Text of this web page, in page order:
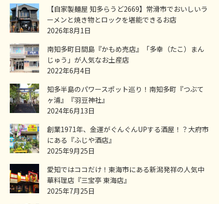
【自家製麺屋 知多らうど2669】常滑市でおいしいラ
ーメンと焼き物とロックを堪能できるお店
2026年8月1日
南知多町日間島『かもめ売店』「多幸（たこ）まん
じゅう」が人気なお土産店
2022年6月4日
知多半島のパワースポット巡り！南知多町『つぶて
ヶ浦』『羽豆神社』
2024年6月13日
創業1971年、金運がぐんぐんUPする酒屋！？大府市
にある『ふじや酒店』
2025年9月25日
愛知ではココだけ！東海市にある新潟発祥の人気中
華料理店『三宝亭 東海店』
2025年7月25日